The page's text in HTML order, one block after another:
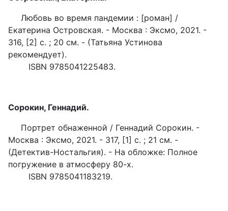
Любовь во время пандемии : [роман] /
Екатерина Островская. - Москва : Эксмо, 2021. -
316, [2] с. ; 20 см. - (Татьяна Устинова
рекомендует).
ISBN 9785041225483.
Сорокин, Геннадий.
Портрет обнаженной / Геннадий Сорокин. -
Москва : Эксмо, 2021. - 317, [1] c. ; 21 см. -
(Детектив-Ностальгия). - На обложке: Полное
погружение в атмосферу 80-х.
ISBN 9785041183219.